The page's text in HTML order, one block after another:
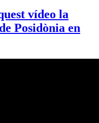
vídeo la
Posidònia en